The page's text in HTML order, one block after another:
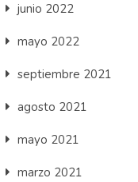
junio 2022
mayo 2022
septiembre 2021
agosto 2021
mayo 2021
marzo 2021